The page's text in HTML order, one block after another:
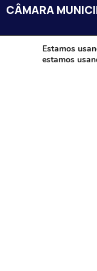
CÂMARA
Endereço: Av. Juca
Itacarambi/MG –
Estamos
estamos